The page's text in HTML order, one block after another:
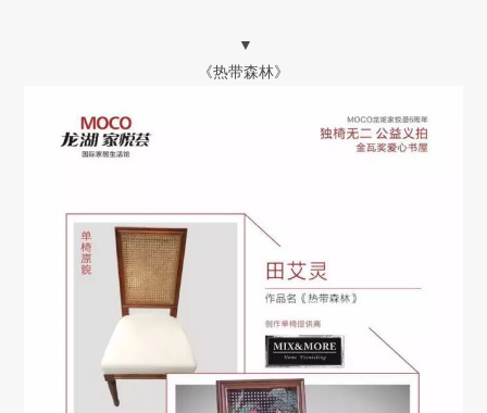
▼
《热带森林》